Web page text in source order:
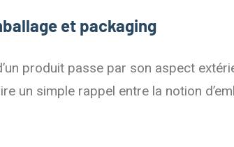
et packaging
produit passe par son aspect
un simple rappel entre la notion